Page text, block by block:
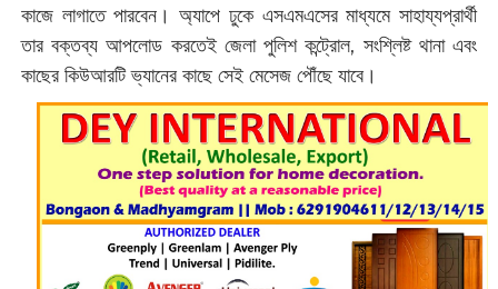
কাজে লাগাতে পারবেন। অ্যাপে ঢুকে এসএমএসের মাধ্যমে সাহায্যপ্রার্থী
তার বক্তব্য আপলোড করতেই জেলা পুলিশ কন্ট্রোল, সংশ্লিষ্ট থানা এবং
কাছের কিউআরটি ভ্যানের কাছে সেই মেসেজ পৌঁছে যাবে।